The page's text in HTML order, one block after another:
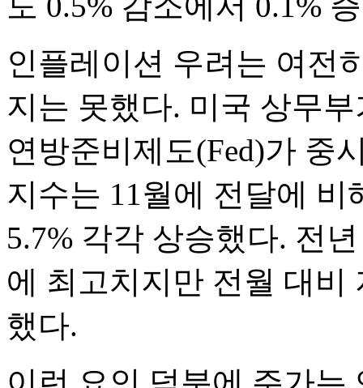
인플레이션 우려는 여전
지는 못했다. 미국 상무
연방준비제도(Fed)가 중
지수는 11월에 전달에 비
5.7% 각각 상승했다. 전
에 최고치지만 전월 대비
했다.